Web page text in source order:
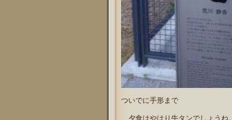
ついでに手形まで
夕食はやはり牛タンでしょうね。